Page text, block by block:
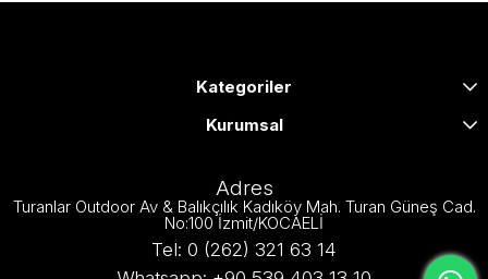
Kategoriler
Kurumsal
Adres
Turanlar Outdoor Av & Balıkçılık Kadıköy Mah. Turan Güneş Cad.
No:100 İzmit/KOCAELİ
Tel: 0 (262) 321 63 14